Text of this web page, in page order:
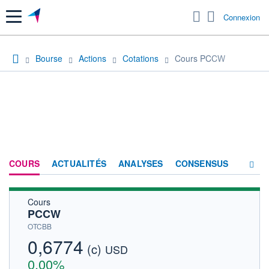
Menu Connexion
Bourse Actions Cotations Cours PCCW
COURS ACTUALITÉS ANALYSES CONSENSUS
Cours
PCCW
OTCBB
0,6774 (c) USD
0,00%